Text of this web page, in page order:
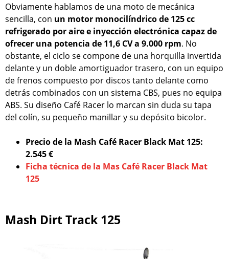
Obviamente hablamos de una moto de mecánica
sencilla, con un motor monocilíndrico de 125 cc
refrigerado por aire e inyección electrónica capaz de
ofrecer una potencia de 11,6 CV a 9.000 rpm. No
obstante, el ciclo se compone de una horquilla invertida
delante y un doble amortiguador trasero, con un equipo
de frenos compuesto por discos tanto delante como
detrás combinados con un sistema CBS, pues no equipa
ABS. Su diseño Café Racer lo marcan sin duda su tapa
del colín, su pequeño manillar y su depósito bicolor.
Precio de la Mash Café Racer Black Mat 125:
2.545 €
Ficha técnica de la Mas Café Racer Black Mat
125
Mash Dirt Track 125